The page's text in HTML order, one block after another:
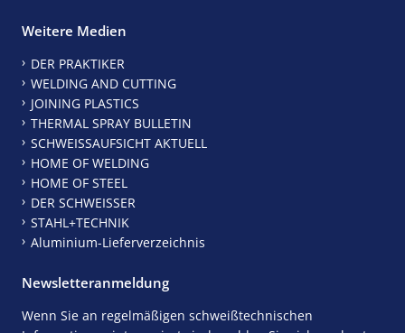
Weitere Medien
DER PRAKTIKER
WELDING AND CUTTING
JOINING PLASTICS
THERMAL SPRAY BULLETIN
SCHWEISSAUFSICHT AKTUELL
HOME OF WELDING
HOME OF STEEL
DER SCHWEISSER
STAHL+TECHNIK
Aluminium-Lieferverzeichnis
Newsletteranmeldung
Wenn Sie an regelmäßigen schweißtechnischen